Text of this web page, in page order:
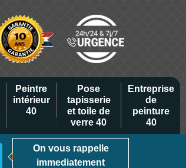
Peintre
intérieur
40
Pose
tapisserie
et toile de
verre 40
Entreprise
de
peinture
40
On vous rappelle
immediatement